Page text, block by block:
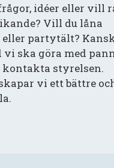
idéer eller vill
Vill du låna
partytält?
vi ska göra med
styrelsen.
vi ett bättre